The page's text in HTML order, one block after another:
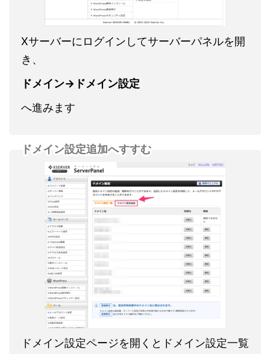
Xサーバーにログインしてサーバーパネルを開
き、
ドメイン→ドメイン設定
へ進みます
ドメイン設定追加へすすむ
ドメイン設定ページを開くとドメイン設定一覧